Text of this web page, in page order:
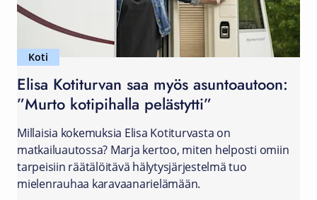
Koti
Elisa Kotiturvan saa myös asuntoautoon:
”Murto kotipihalla pelästytti”
Millaisia kokemuksia Elisa Kotiturvasta on
matkailuautossa? Marja kertoo, miten helposti omiin
tarpeisiin räätälöitävä hälytysjärjestelmä tuo
mielenrauhaa karavaanarielämään.